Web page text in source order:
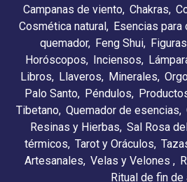
Campanas de viento Chakras
Cosmética natural Esencias para
quemador
Feng Shui Figuras
Horóscopos
Inciensos
Libros
Llaveros Minerales
Palo Santo Péndulos
Tibetano Quemador de esencias
Resinas y Hierbas Sal Rosa
térmicos Tarot y Oráculos
Artesanales Velas y Velones
Ritual de fin de